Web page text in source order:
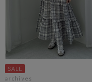
archives